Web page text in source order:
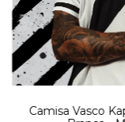
Camisa Vasco